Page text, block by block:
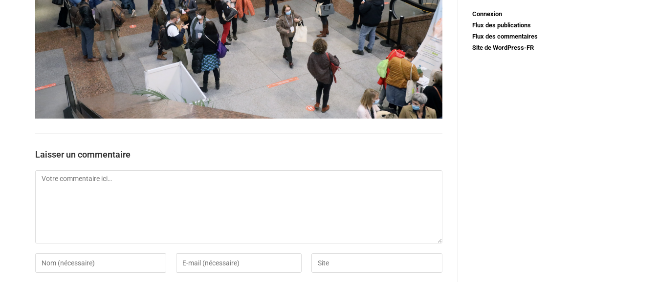
Laisser un commentaire
Connexion
Flux des publications
Flux des commentaires
Site de WordPress-FR